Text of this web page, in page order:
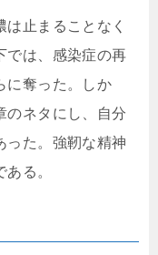
止まることなく
では、感染症の再
に奪った。しか
のネタにし、自分
った。強靭な精神
る。